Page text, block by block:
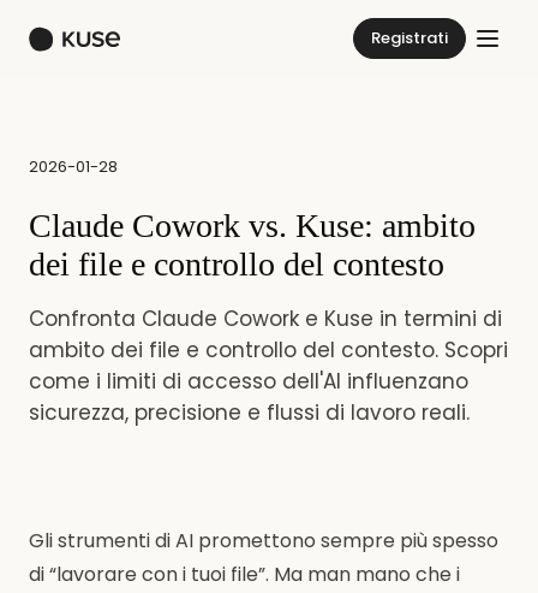
Registrati
2026-01-28
Claude Cowork vs. Kuse: ambito
dei file e controllo del contesto
Confronta Claude Cowork e Kuse in termini di
ambito dei file e controllo del contesto. Scopri
come i limiti di accesso dell'AI influenzano
sicurezza, precisione e flussi di lavoro reali.
Gli strumenti di AI promettono sempre più spesso
di “lavorare con i tuoi file”. Ma man mano che i